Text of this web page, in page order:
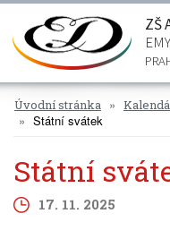
ZŠ
Úvodní stránka
Státní svátek
Státní
17. 11. 2025